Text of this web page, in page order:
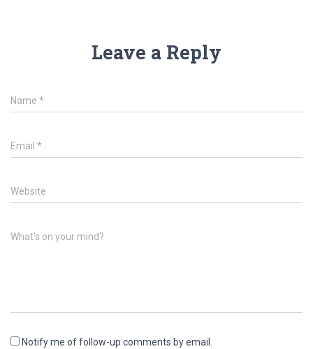
Leave a Reply
Name *
Email *
Website
What's on your mind?
Notify me of follow-up comments by email.